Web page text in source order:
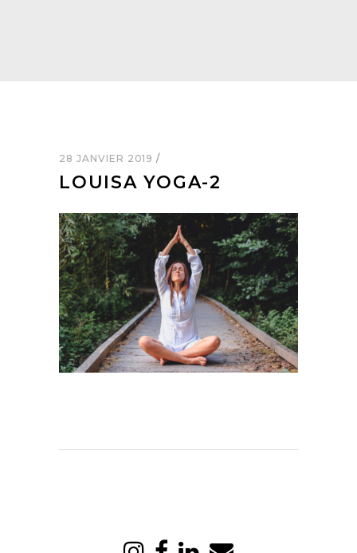
28 JANVIER 2019
LOUISA YOGA-2